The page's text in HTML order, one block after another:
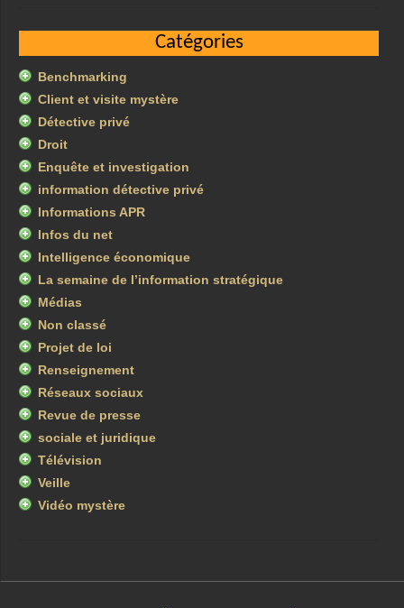
Catégories
Benchmarking
Client et visite mystère
Détective privé
Droit
Enquête et investigation
information détective privé
Informations APR
Infos du net
Intelligence économique
La semaine de l’information stratégique
Médias
Non classé
Projet de loi
Renseignement
Réseaux sociaux
Revue de presse
sociale et juridique
Télévision
Veille
Vidéo mystère